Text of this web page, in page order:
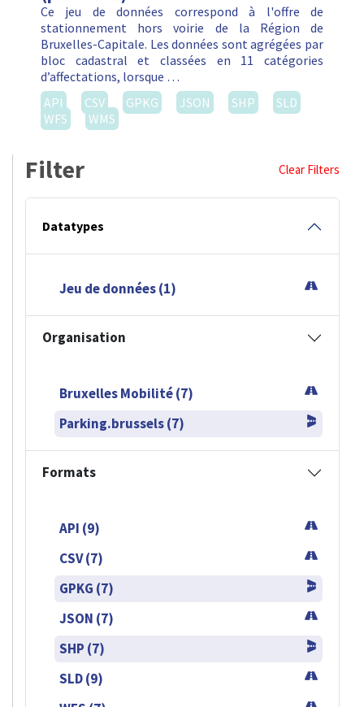
Ce jeu de données correspond à l'offre de
stationnement hors voirie de la Région de
Bruxelles-Capitale. Les données sont agrégées par
bloc cadastral et classées en 11 catégories
d’affectations, lorsque …
API
CSV GPKG JSON SHP
SLD
WFS
WMS
Filter Clear Filters
Datatypes
Jeu de données (1)
Organisation
Bruxelles Mobilité (7)
Parking.brussels (7)
Formats
API (9)
CSV (7)
GPKG (7)
JSON (7)
SHP (7)
SLD (9)